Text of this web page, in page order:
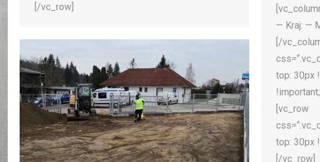
[/vc_row]
— Kraj: —
[/
top: 30px
[vc_row
top: 30px
[/vc_row]